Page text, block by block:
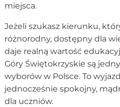
miejsca.
Jeżeli szukasz kierunku,
różnorodny, dostępny dla
daje realną wartość
Góry Świętokrzyskie są
wyborów w Polsce. To
jednocześnie spokojny,
dla uczniów.